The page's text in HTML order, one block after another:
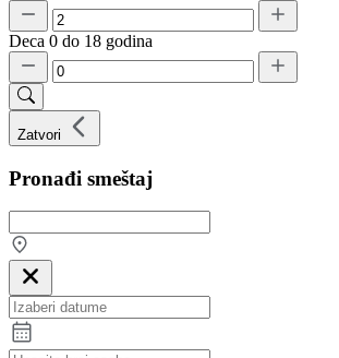
Deca 0 do 18 godina
Zatvori
Pronađi smeštaj